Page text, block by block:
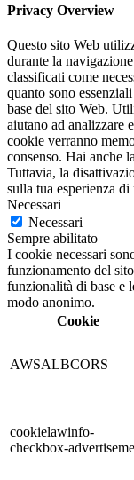
Privacy Overview
Questo sito Web
durante la
classificati come
quanto sono
base del sito Web.
aiutano ad analizzare
cookie verranno
consenso. Hai anche
Tuttavia, la
sulla tua esperienza
Necessari
Necessari
Sempre abilitato
I cookie necessari
funzionamento del
funzionalità di base e
modo anonimo.
Cookie
AWSALBCORS
cookielawinfo-
checkbox-